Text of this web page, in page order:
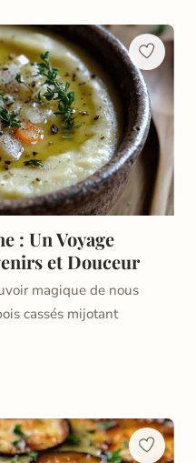
: Un Voyage
et Douceur
magique de nous
cassés mijotant